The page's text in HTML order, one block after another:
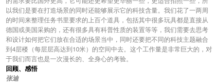
以我们是要在打造场景的同时还能够展示它的科技含量。我们花了一两周
的时间来整理任务书里要求的上百个道具，包括其中很多玩具都是直接从
德国或美国采购的，还有很多具有科普性质的装置等等，我们需要去思考
和设计如何把它们放在合适的场景当中，同时还要把不同的科技主题融合
到4层楼（每层层高达到10米）的空间中去。这个工作量是非常巨大的，对
于我们而言也是一次漫长的、全身心的考验。
回顾、感悟
张迪